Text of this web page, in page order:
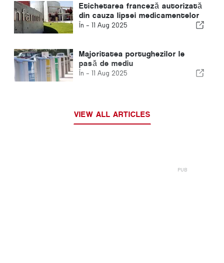
Etichetarea franceză autorizată
din cauza lipsei medicamentelor
În - 11 Aug 2025
Majoritatea portughezilor le
pasă de mediu
În - 11 Aug 2025
VIEW ALL ARTICLES